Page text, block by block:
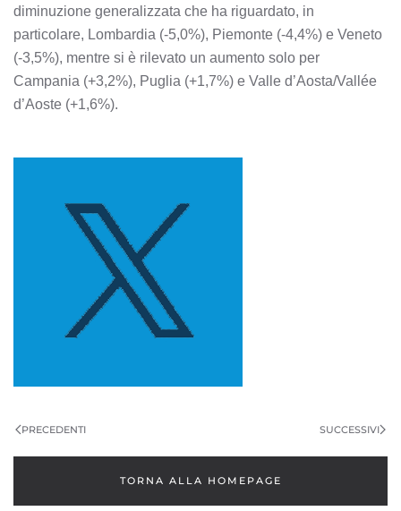
diminuzione generalizzata che ha riguardato, in
particolare, Lombardia (-5,0%), Piemonte (-4,4%) e Veneto
(-3,5%), mentre si è rilevato un aumento solo per
Campania (+3,2%), Puglia (+1,7%) e Valle d’Aosta/Vallée
d’Aoste (+1,6%).
PRECEDENTI SUCCESSIVI
TORNA ALLA HOMEPAGE